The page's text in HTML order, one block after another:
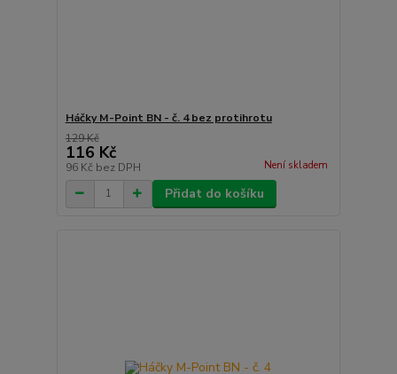
Háčky M-Point BN - č. 4 bez protihrotu
129 Kč
116 Kč
96 Kč bez DPH Není skladem
Přidat do košíku